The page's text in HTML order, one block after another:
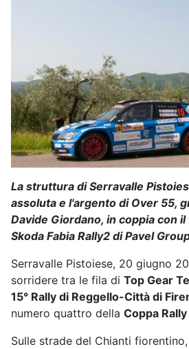
La struttura di Serravalle
assoluta e l'argento di Over 55,
Davide Giordano, in coppia con
Skoda Fabia Rally2 di Pavel
Serravalle Pistoiese, 20 giugno
sorridere tra le fila di Top Gear
15° Rally di Reggello-Città di
numero quattro della Coppa
Sulle strade del Chianti